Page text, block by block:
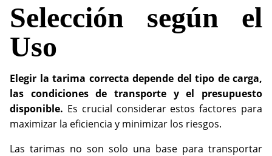
Selección según el
Uso
Elegir la tarima correcta depende del tipo de carga,
las condiciones de transporte y el presupuesto
disponible. Es crucial considerar estos factores para
maximizar la eficiencia y minimizar los riesgos.
Las tarimas no son solo una base para transportar